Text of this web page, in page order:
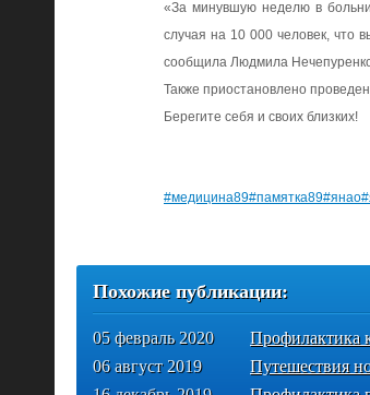
«За минувшую неделю в
случая на 10 000 человек, что
сообщила Людмила
Также приостановлено
Берегите себя и своих близких!
#медицина89#памятка89#янао
Похожие публикации:
05 февраль 2020
Профилактика
06 август 2019
Путешествия